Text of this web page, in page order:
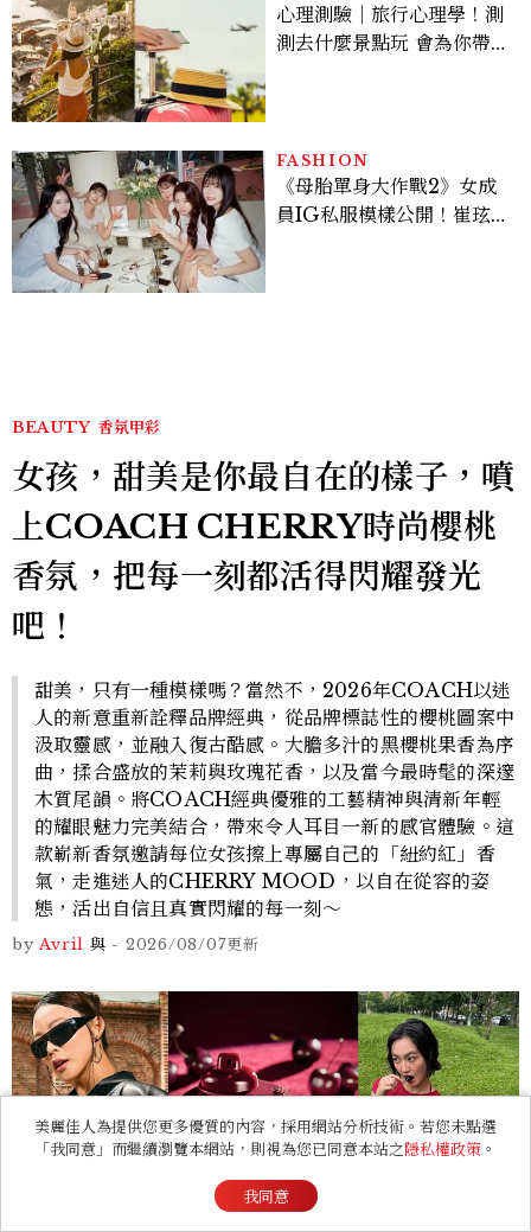
心理測驗｜旅行心理學！測
測去什麼景點玩 會為你帶來
FASHION
《母胎單身大作戰2》女成
員IG私服模樣公開！崔玹諝
BEAUTY 香氛甲彩
女孩，甜美是你最自在的樣子，噴
上COACH CHERRY時尚櫻桃
香氛，把每一刻都活得閃耀發光
吧！
甜美，只有一種模樣嗎？當然不，2026年COACH以迷
人的新意重新詮釋品牌經典，從品牌標誌性的櫻桃圖案中
汲取靈感，並融入復古酷感。大膽多汁的黑櫻桃果香為序
曲，揉合盛放的茉莉與玫瑰花香，以及當今最時髦的深邃
木質尾韻。將COACH經典優雅的工藝精神與清新年輕
的耀眼魅力完美結合，帶來令人耳目一新的感官體驗。這
款嶄新香氛邀請每位女孩擦上專屬自己的「紐約紅」香
氣，走進迷人的CHERRY MOOD，以自在從容的姿
態，活出自信且真實閃耀的每一刻～
by Avril 與 - 2026/08/07更新
美麗佳人為提供您更多優質的內容，採用網站分析技術。若您未點選
「我同意」而繼續瀏覽本網站，則視為您已同意本站之隱私權政策 。
我同意